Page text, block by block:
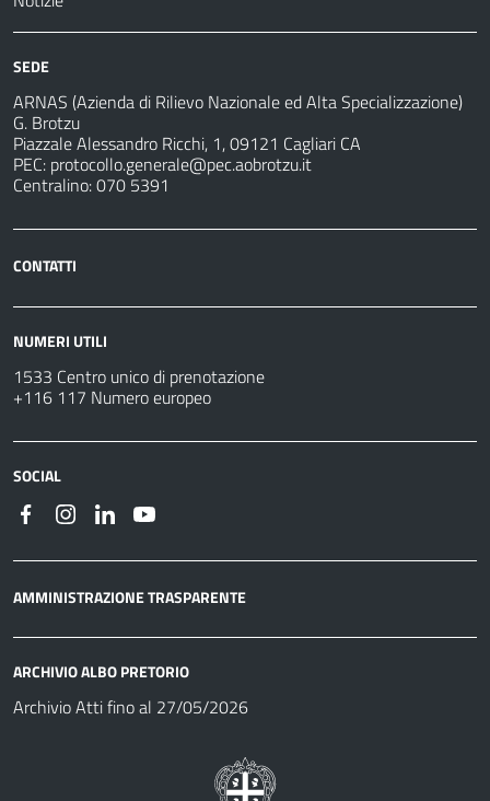
SEDE
ARNAS (Azienda di Rilievo Nazionale ed Alta Specializzazione)
G. Brotzu
Piazzale Alessandro Ricchi, 1, 09121 Cagliari CA
PEC: protocollo.generale@pec.aobrotzu.it
Centralino: 070 5391
CONTATTI
NUMERI UTILI
1533 Centro unico di prenotazione
+116 117 Numero europeo
SOCIAL
AMMINISTRAZIONE TRASPARENTE
ARCHIVIO ALBO PRETORIO
Archivio Atti fino al 27/05/2026